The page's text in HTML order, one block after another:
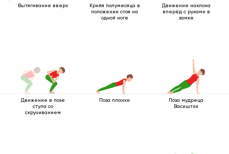
Вытягивание вверх
Крийя полумесяца в
положении стоя на
одной ноге
Движение наклона
вперёд с руками в
замке
Движение в позе
стула со
скручиванием
Поза планки
Поза мудреца
Васиштхи